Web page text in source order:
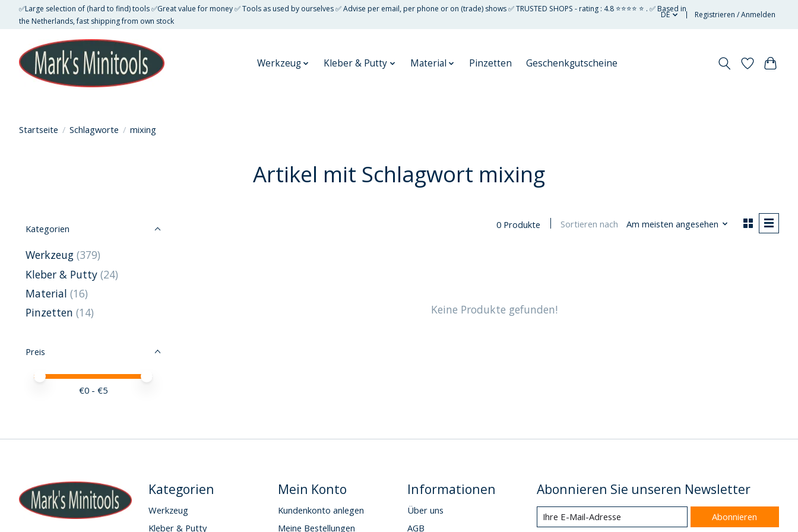
✅Large selection of (hard to find) tools ✅Great value for money ✅ Tools as used by ourselves ✅ Advise per email, per phone or on (trade) shows ✅ TRUSTED SHOPS - rating : 4.8 ⭐⭐⭐⭐ ⭐ . ✅ Based in
the Netherlands, fast shipping from own stock
DE Registrieren / Anmelden
Werkzeug Kleber & Putty Material Pinzetten Geschenkgutscheine
Startseite / Schlagworte / mixing
Artikel mit Schlagwort mixing
Kategorien
Werkzeug (379)
Kleber & Putty (24)
Material (16)
Pinzetten (14)
Preis
Preis – Mindestwert
Price maximum value
€0 - €5
0 Produkte Sortieren nach Am meisten angesehen
Keine Produkte gefunden!
Kategorien
Werkzeug
Kleber & Putty
Mein Konto
Kundenkonto anlegen
Meine Bestellungen
Informationen
Über uns
AGB
Abonnieren Sie unseren Newsletter
Abonnieren